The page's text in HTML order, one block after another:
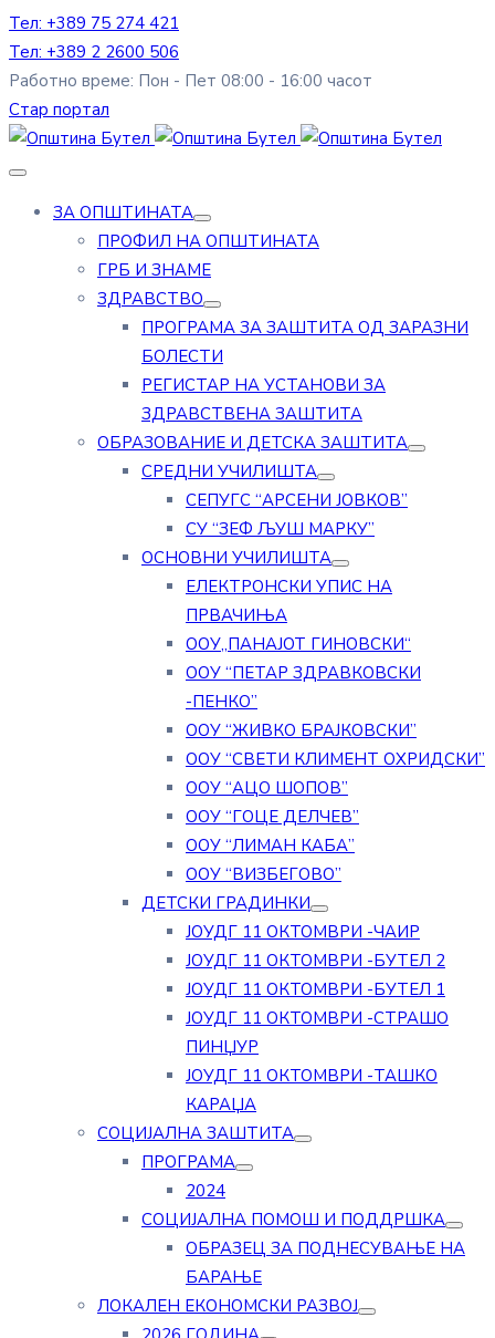
Тел: +389 75 274 421
Тел: +389 2 2600 506
Работно време: Пон - Пет 08:00 - 16:00 часот
Стар портал
ЗА ОПШТИНАТА
ПРОФИЛ НА ОПШТИНАТА
ГРБ И ЗНАМЕ
ЗДРАВСТВО
ПРОГРАМА ЗА ЗАШТИТА ОД ЗАРАЗНИ
БОЛЕСТИ
РЕГИСТАР НА УСТАНОВИ ЗА
ЗДРАВСТВЕНА ЗАШТИТА
ОБРАЗОВАНИЕ И ДЕТСКА ЗАШТИТА
СРЕДНИ УЧИЛИШТА
СЕПУГС “АРСЕНИ ЈОВКОВ”
СУ “ЗЕФ ЉУШ МАРКУ”
ОСНОВНИ УЧИЛИШТА
ЕЛЕКТРОНСКИ УПИС НА
ПРВАЧИЊА
ООУ„ПАНАЈОТ ГИНОВСКИ“
ООУ “ПЕТАР ЗДРАВКОВСКИ
-ПЕНКО”
ООУ “ЖИВКО БРАЈКОВСКИ”
ООУ “СВЕТИ КЛИМЕНТ ОХРИДСКИ”
ООУ “АЦО ШОПОВ”
ООУ “ГОЦЕ ДЕЛЧЕВ”
ООУ “ЛИМАН КАБА”
ООУ “ВИЗБЕГОВО”
ДЕТСКИ ГРАДИНКИ
ЈОУДГ 11 ОКТОМВРИ -ЧАИР
ЈОУДГ 11 ОКТОМВРИ -БУТЕЛ 2
ЈОУДГ 11 ОКТОМВРИ -БУТЕЛ 1
ЈОУДГ 11 ОКТОМВРИ -СТРАШО
ПИНЏУР
ЈОУДГ 11 ОКТОМВРИ -ТАШКО
КАРАЏА
СОЦИЈАЛНА ЗАШТИТА
ПРОГРАМА
2024
СОЦИЈАЛНА ПОМОШ И ПОДДРШКА
ОБРАЗЕЦ ЗА ПОДНЕСУВАЊЕ НА
БАРАЊЕ
ЛОКАЛЕН ЕКОНОМСКИ РАЗВОЈ